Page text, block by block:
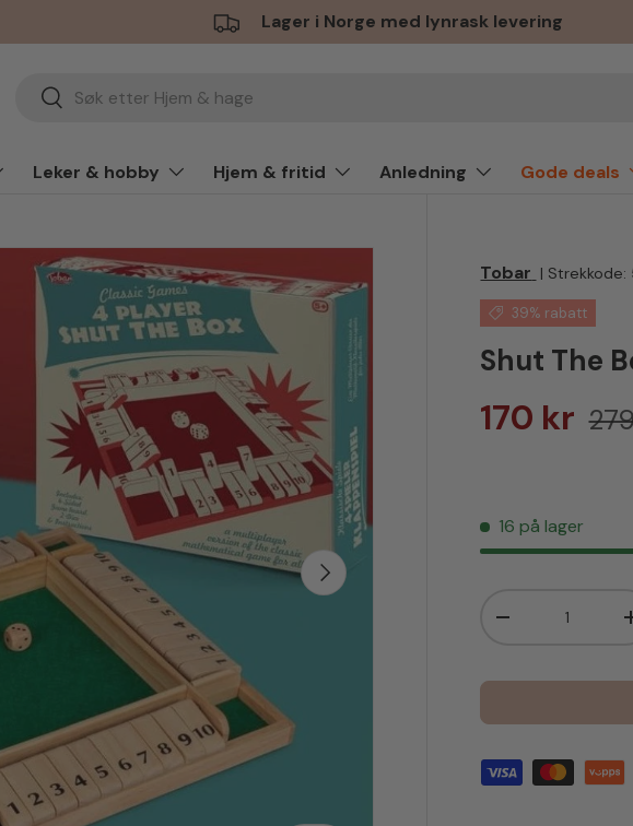
Lager i Norge med lynrask levering
Søk
Leker & hobby Hjem & fritid Anledning Gode deals
Neste
Tobar | Strekkode:
39% rabatt
Shut The
Salgspris
170 kr
16 på lager
Senk antall